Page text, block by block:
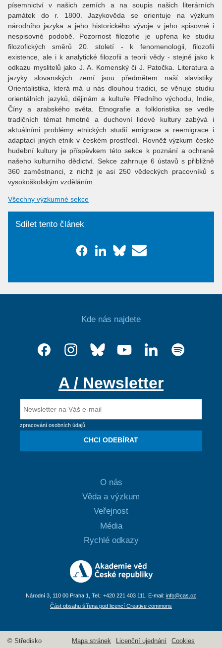
písemnictví v našich zemích a na soupis našich literárních
památek do r. 1800. Jazykověda se orientuje na výzkum
národního jazyka a jeho historického vývoje v jeho spisovné i
nespisovné podobě. Pozornost filozofie je upřena ke studiu
filozofických směrů 20. století - k fenomenologii, filozofii
existence, ale i k analytické filozofii a teorii vědy - stejně jako k
odkazu myslitelů jako J. A. Komenský či J. Patočka. Literatura a
jazyky slovanských zemí jsou předmětem naší slavistiky.
Orientalistika, která má u nás dlouhou tradici, se věnuje studiu
orientálních jazyků, dějinám a kultuře Předního východu, Indie,
Číny a arabského světa. Etnografie a folkloristika se vedle
tradičních témat hmotné a duchovní lidové kultury zabývá i
aktuálními problémy etnických studií emigrace a reemigrace i
adaptací jiných etnik v českém prostředí. Rovněž výzkum české
hudební kultury je příspěvkem této sekce k poznání a ochraně
našeho kulturního dědictví. Sekce zahrnuje 6 ústavů s přibližně
360 zaměstnanci, z nichž je asi 250 vědeckých pracovníků s
vysokoškolským vzděláním.
Všechny výzkumné sekce
Sdílet tento článek
Kde nás najdete
A / Newsletter
zpracování osobních údajů
CHCI ODEBÍRAT
O nás
Věda a výzkum
Veřejnost
Média
Rychlé odkazy
Národní 3, 110 00 Praha 1, Tel.: +420 221 403 111, E-mail: info@cas.cz
Část obsahu šířena pod licencí Creative commons
© Středisko Mapa stránek Licenční ujednání Cookies